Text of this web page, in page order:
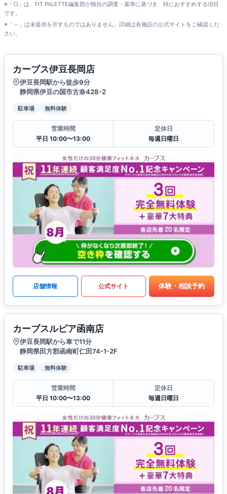
※「○」は、FIT PALETTE編集部が独自の調査・基準に基づき、特におすすめする項目
です。
※「－」は未提供を示すものではありません。詳細は各施設の公式サイトをご確認くだ
さい。
カーブス伊豆長岡店
伊豆長岡駅から徒歩9分
静岡県伊豆の国市古奈428-2
駐車場 無料体験
営業時間
平日 10:00〜13:00
定休日
毎週日曜日
店舗情報 公式サイト 体験・相談予約
カーブスルピア函南店
伊豆長岡駅から車で11分
静岡県田方郡函南町仁田74-1-2F
駐車場 無料体験
営業時間
平日 10:00〜13:00
定休日
毎週日曜日